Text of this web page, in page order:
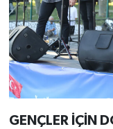
GENÇLER İÇİN